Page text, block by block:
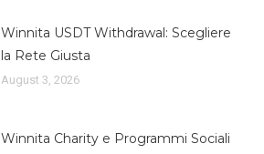
Winnita USDT Withdrawal: Scegliere
la Rete Giusta
August 3, 2026
Winnita Charity e Programmi Sociali